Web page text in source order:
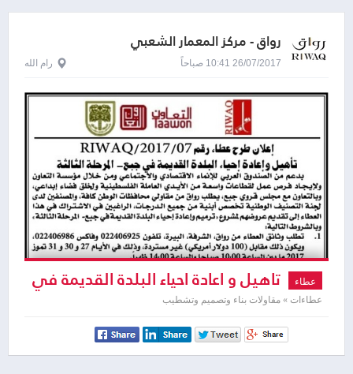
رواق - مركز المعمار الشعبي
26/07/2017 10:41 صباحاً رام الله
عطاء تاهيل و اعادة احياء البلدة القديمة في
جبع
عطاءات » مقاولات بناء وتصميم وتشطيب